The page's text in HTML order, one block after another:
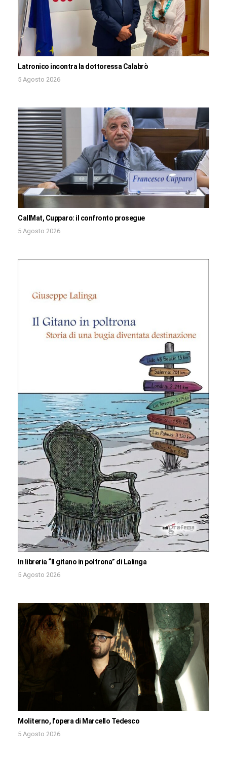
Latronico incontra la dottoressa Calabrò
5 Agosto 2026
CallMat, Cupparo: il confronto prosegue
5 Agosto 2026
In libreria “Il gitano in poltrona” di Lalinga
5 Agosto 2026
Moliterno, l’opera di Marcello Tedesco
5 Agosto 2026